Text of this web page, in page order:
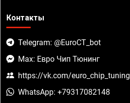
Контакты
Telegram: @EuroCT_bot
Max: Евро Чип Тюнинг
https://vk.com/euro_chip_tuning
WhatsApp: +79317082148